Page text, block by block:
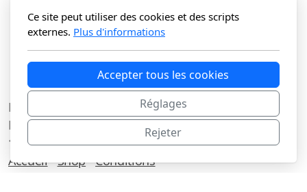
La Vitrine du N Sàrl
Route du Lac 3C
1427 Bonvillars
Accueil Shop Conditions
Ce site peut utiliser des cookies et des scripts
externes. Plus d'informations
Accepter tous les cookies
Réglages
Rejeter